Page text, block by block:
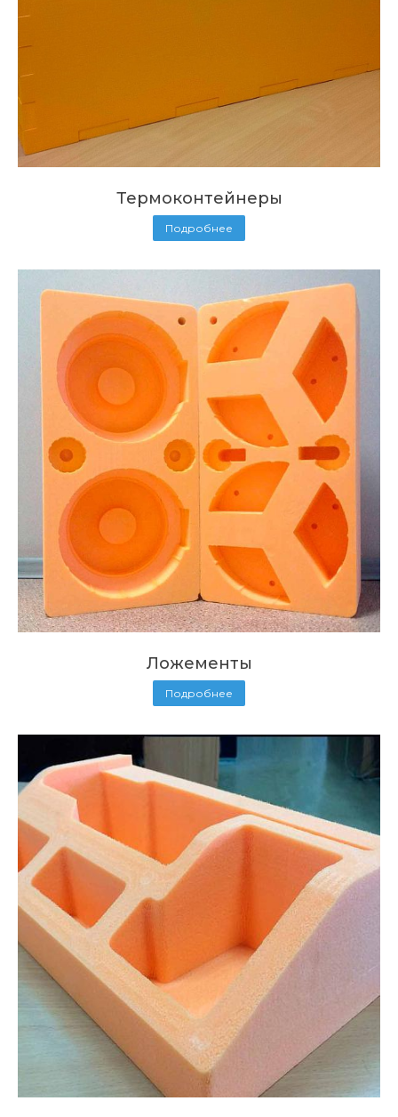
Термоконтейнеры
Подробнее
Ложементы
Подробнее